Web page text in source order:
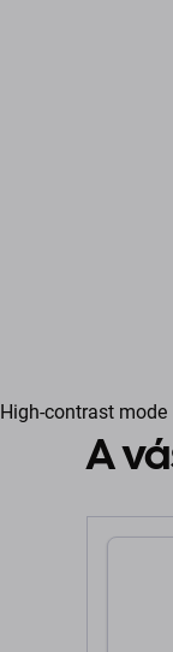
High-contrast mode
A